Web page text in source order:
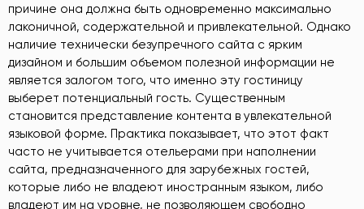
причине она должна быть одновременно максимально
лаконичной, содержательной и привлекательной. Однако
наличие технически безупречного сайта с ярким
дизайном и большим объемом полезной информации не
является залогом того, что именно эту гостиницу
выберет потенциальный гость. Существенным
становится представление контента в увлекательной
языковой форме. Практика показывает, что этот факт
часто не учитывается отельерами при наполнении
сайта, предназначенного для зарубежных гостей,
которые либо не владеют иностранным языком, либо
владеют им на уровне, не позволяющем свободно